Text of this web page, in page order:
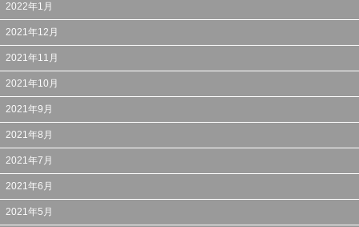
2022年1月
2021年12月
2021年11月
2021年10月
2021年9月
2021年8月
2021年7月
2021年6月
2021年5月